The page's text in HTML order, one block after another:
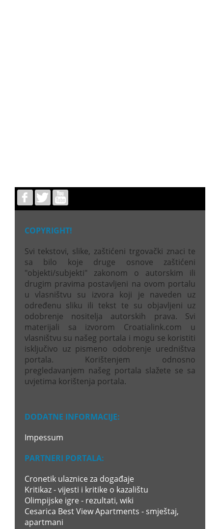
COPYRIGHT!
Svi tekstovi, slike, zaštićeni trgovački znaci te
sa bilo koje druge osnove zaštićeni
"objekti/subjekti" zakonom o autorskim ili
drugim pravima postavljeni na ovom portalu
u vlasništvu su izvora koji je naveden uz
određenu sliku ili tekst te su objavljeni uz
odobrenje nositelja autorskih prava. Svi
materijali sa izvorom Croatialink.com u
vlasništvu su našeg portala i mogu se koristiti
isključivo uz pismeno odobrenje uredništva
portala. Korištenjem odnosno
pregledavanjem našeg portala slažete se sa
uvjetima korištenja portala.
DODATNE INFORMACIJE:
Impessum
PARTNERI PORTALA:
Cronetik ulaznice za događaje
Kritikaz - vijesti i kritike o kazalištu
Olimpijske igre - rezultati, wiki
Cesarica Best View Apartments - smještaj,
apartmani